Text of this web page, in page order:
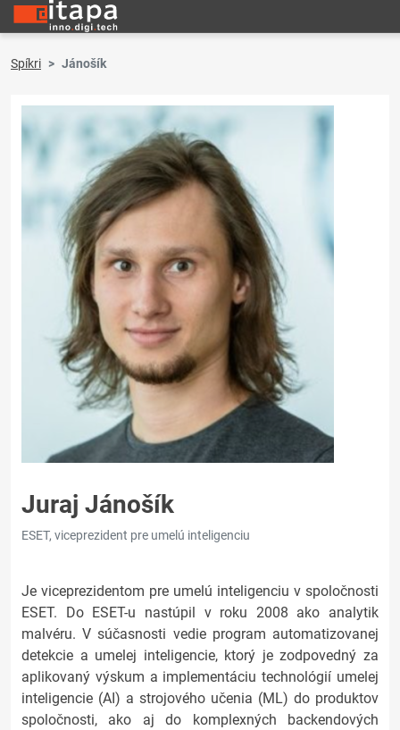
Spíkri Jánošík
Juraj Jánošík
ESET, viceprezident pre umelú inteligenciu
Je viceprezidentom pre umelú inteligenciu v spoločnosti
ESET. Do ESET-u nastúpil v roku 2008 ako analytik
malvéru. V súčasnosti vedie program automatizovanej
detekcie a umelej inteligencie, ktorý je zodpovedný za
aplikovaný výskum a implementáciu technológií umelej
inteligencie (AI) a strojového učenia (ML) do produktov
spoločnosti, ako aj do komplexných backendových